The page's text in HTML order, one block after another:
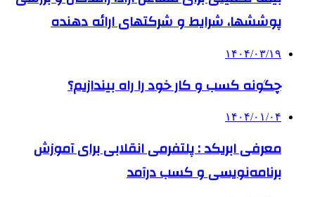
پوششها، شرایط و شرکتهای ارائه دهنده
۱۴۰۴/۰۳/۱۹
چگونه کسب و کار خود را راه بیندازیم؟
۱۴۰۴/۰۱/۰۴
معرفی ابریکد : پلتفرمی انقلابی برای آموزش
برنامه‌نویسی و کسب درآمد